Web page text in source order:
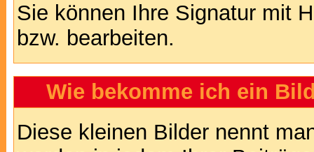
Sie können Ihre Signatur mit
bzw. bearbeiten.
Wie bekomme ich ein
Diese kleinen Bilder nennt